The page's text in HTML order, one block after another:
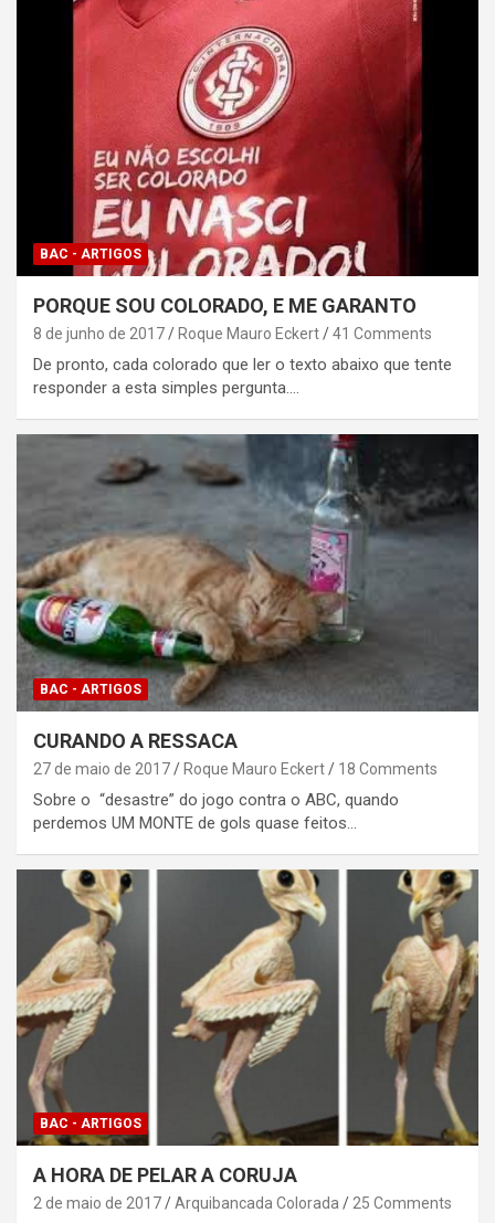
BAC - ARTIGOS
PORQUE SOU COLORADO, E ME GARANTO
8 de junho de 2017 Roque Mauro Eckert 41 Comments
De pronto, cada colorado que ler o texto abaixo que tente
responder a esta simples pergunta.…
BAC - ARTIGOS
CURANDO A RESSACA
27 de maio de 2017 Roque Mauro Eckert 18 Comments
Sobre o “desastre” do jogo contra o ABC, quando
perdemos UM MONTE de gols quase feitos…
BAC - ARTIGOS
A HORA DE PELAR A CORUJA
2 de maio de 2017 Arquibancada Colorada 25 Comments